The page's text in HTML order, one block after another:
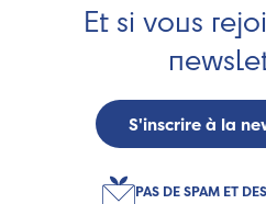
Et si vous
S'inscrire à la
PAS DE SPAM ET